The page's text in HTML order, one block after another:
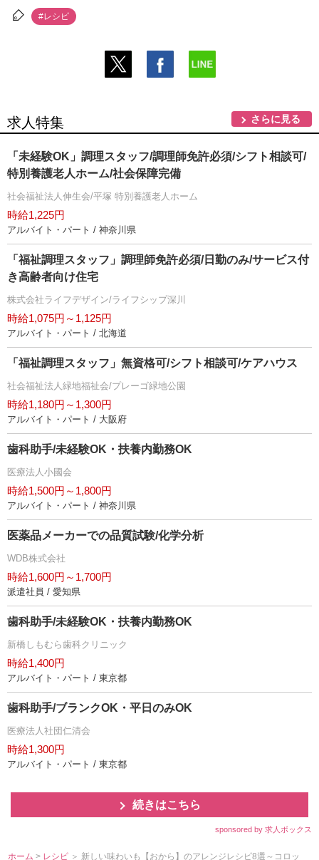
#レシピ
求人特集 さらに見る
「未経験OK」調理スタッフ/調理師免許必須/シフト相談可/
特別養護老人ホーム/社会保障完備
社会福祉法人伸生会/平塚 特別養護老人ホーム
時給1,225円
アルバイト・パート / 神奈川県
「福祉調理スタッフ」調理師免許必須/日勤のみ/サービス付
き高齢者向け住宅
株式会社ライフデザイン/ライフシップ深川
時給1,075円～1,125円
アルバイト・パート / 北海道
「福祉調理スタッフ」無資格可/シフト相談可/ケアハウス
社会福祉法人緑地福祉会/プレーゴ緑地公園
時給1,180円～1,300円
アルバイト・パート / 大阪府
歯科助手/未経験OK・扶養内勤務OK
医療法人小國会
時給1,500円～1,800円
アルバイト・パート / 神奈川県
医薬品メーカーでの品質試験/化学分析
WDB株式会社
時給1,600円～1,700円
派遣社員 / 愛知県
歯科助手/未経験OK・扶養内勤務OK
新橋しもむら歯科クリニック
時給1,400円
アルバイト・パート / 東京都
歯科助手/ブランクOK・平日のみOK
医療法人社団仁清会
時給1,300円
アルバイト・パート / 東京都
続きはこちら
sponsored by 求人ボックス
ホーム > レシピ ＞ 新しい味わいも【おから】のアレンジレシピ8選～コロッ